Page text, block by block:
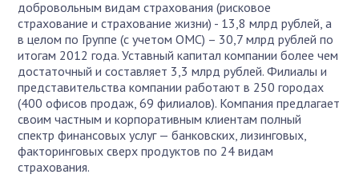
добровольным видам страхования (рисковое
страхование и страхование жизни) - 13,8 млрд рублей, а
в целом по Группе (с учетом ОМС) – 30,7 млрд рублей по
итогам 2012 года. Уставный капитал компании более чем
достаточный и составляет 3,3 млрд рублей. Филиалы и
представительства компании работают в 250 городах
(400 офисов продаж, 69 филиалов). Компания предлагает
своим частным и корпоративным клиентам полный
спектр финансовых услуг — банковских, лизинговых,
факторинговых сверх продуктов по 24 видам
страхования.